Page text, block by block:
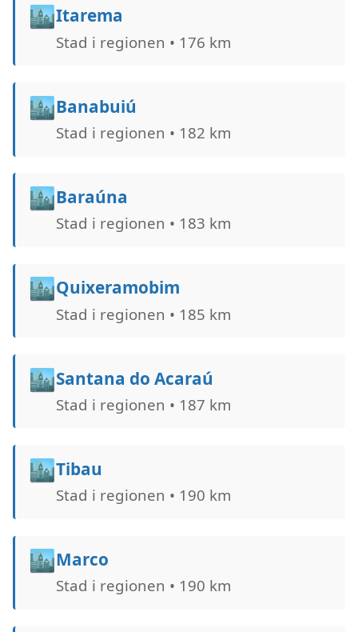
🏙️Itarema
Stad i regionen • 176 km
🏙️Banabuiú
Stad i regionen • 182 km
🏙️Baraúna
Stad i regionen • 183 km
🏙️Quixeramobim
Stad i regionen • 185 km
🏙️Santana do Acaraú
Stad i regionen • 187 km
🏙️Tibau
Stad i regionen • 190 km
🏙️Marco
Stad i regionen • 190 km